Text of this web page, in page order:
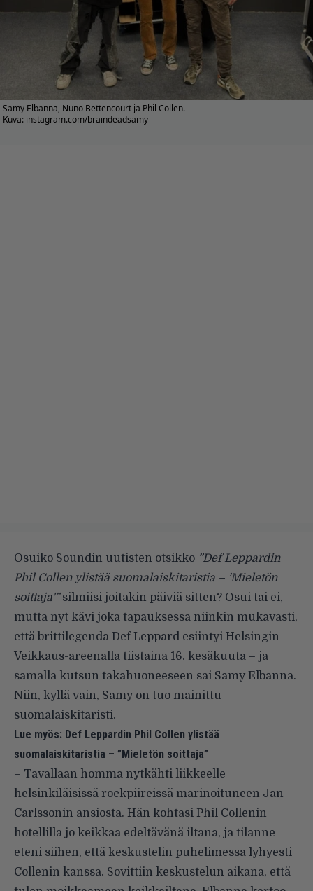
Samy Elbanna, Nuno Bettencourt ja Phil Collen.
Kuva: instagram.com/braindeadsamy
Osuiko Soundin uutisten otsikko ”Def Leppardin
Phil Collen ylistää suomalaiskitaristia – ’Mieletön
soittaja'”silmiisi joitakin päiviä sitten? Osui tai ei,
mutta nyt kävi joka tapauksessa niinkin mukavasti,
että brittilegenda Def Leppard esiintyi Helsingin
Veikkaus-areenalla tiistaina 16. kesäkuuta – ja
samalla kutsun takahuoneeseen sai Samy Elbanna.
Niin, kyllä vain, Samy on tuo mainittu
suomalaiskitaristi.
Lue myös: Def Leppardin Phil Collen ylistää
suomalaiskitaristia – ”Mieletön soittaja”
– Tavallaan homma nytkähti liikkeelle
helsinkiläisissä rockpiireissä marinoituneen Jan
Carlssonin ansiosta. Hän kohtasi Phil Collenin
hotellilla jo keikkaa edeltävänä iltana, ja tilanne
eteni siihen, että keskustelin puhelimessa lyhyesti
Collenin kanssa. Sovittiin keskustelun aikana, että